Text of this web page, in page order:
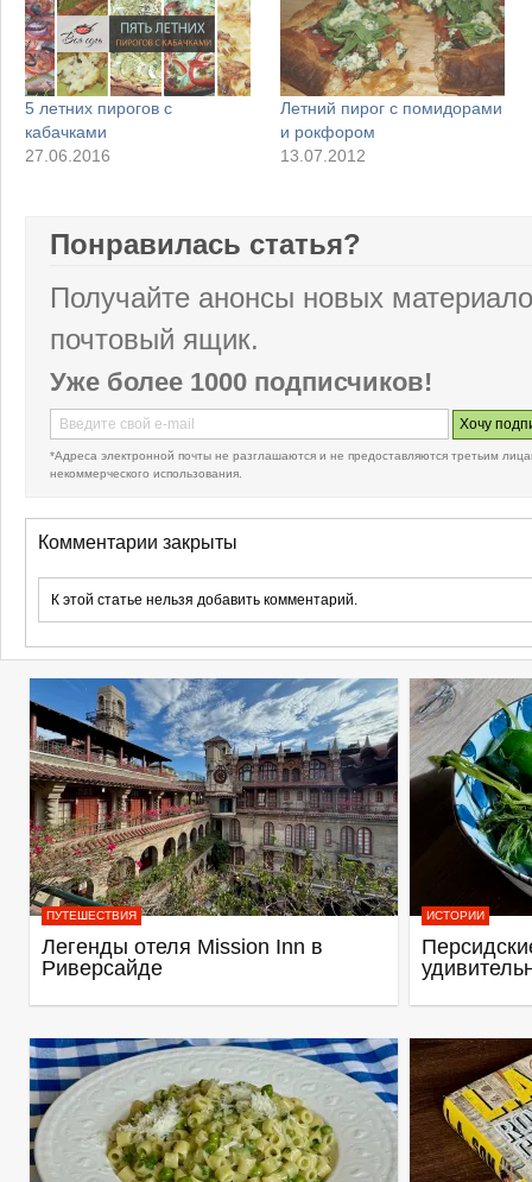
5 летних пирогов с
кабачками
27.06.2016
Летний пирог с помидорами
и рокфором
13.07.2012
Понравилась статья?
Получайте анонсы новых
почтовый ящик.
Уже более 1000 подписчиков!
*Адреса электронной почты не разглашаются и не предоставляются третьим
некоммерческого использования.
Комментарии закрыты
К этой статье нельзя добавить комментарий.
ПУТЕШЕСТВИЯ
Легенды отеля Mission Inn в
Риверсайде
ИСТОРИИ